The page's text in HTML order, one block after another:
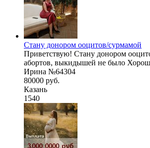
Стану донором ооцитов/сурмамой
Приветствую! Стану донором
абортов, выкидышей не было
Ирина №64304
80000 руб.
Казань
1540